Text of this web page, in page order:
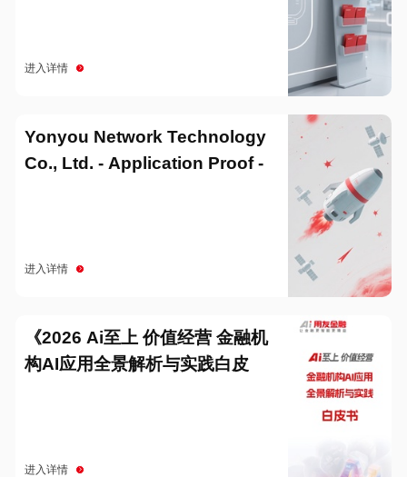
进入详情
Yonyou Network Technology
Co., Ltd. - Application Proof -
进入详情
《2026 Ai至上 价值经营 金融机
构AI应用全景解析与实践白皮
进入详情